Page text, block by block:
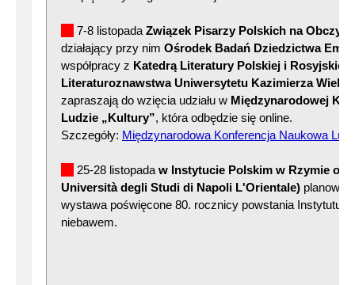
7-8 listopada Związek Pisarzy Polskich na
działający przy nim Ośrodek Badań Dziedzictwa
współpracy z Katedrą Literatury Polskiej i Rosyjskiej
Literaturoznawstwa Uniwersytetu Kazimierza
zapraszają do wzięcia udziału w Międzynarodowej
Ludzie „Kultury”, która odbędzie się online.
Szczegóły: Międzynarodowa Konferencja Naukowa
25-28 listopada w Instytucie Polskim w Rzymie
Università degli Studi di Napoli L'Orientale)
wystawa poświęcone 80. rocznicy powstania Instytutu
niebawem.